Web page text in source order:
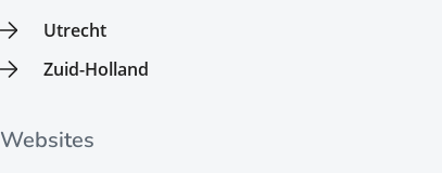
Utrecht
Zuid-Holland
Websites